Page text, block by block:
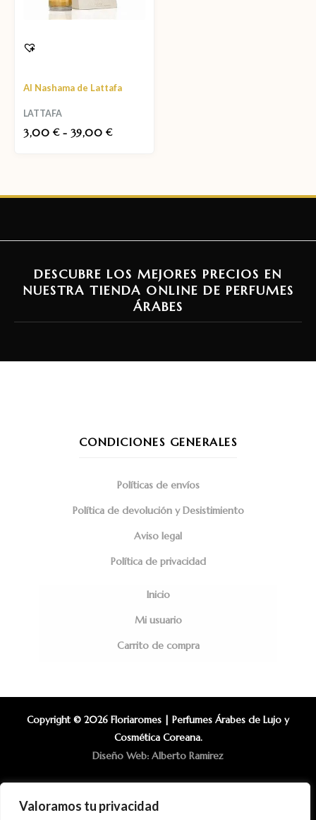
Valoramos tu privacidad
Al Nashama de Lattafa
LATTAFA
3,00 € - 39,00 €
DESCUBRE LOS MEJORES PRECIOS EN
NUESTRA TIENDA ONLINE DE PERFUMES
ÁRABES
CONDICIONES GENERALES
Políticas de envíos
Política de devolución y Desistimiento
Aviso legal
Política de privacidad
Inicio
Mi usuario
Carrito de compra
Copyright © 2026 Floriaromes | Perfumes Árabes de Lujo y
Cosmética Coreana.
Diseño Web: Alberto Ramirez